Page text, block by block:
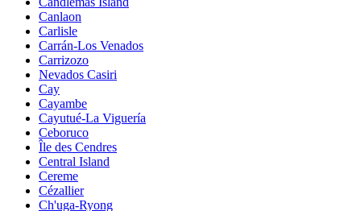
Canlaon
Carlisle
Carrán-Los Venados
Carrizozo
Nevados Casiri
Cay
Cayambe
Cayutué-La Viguería
Ceboruco
Île des Cendres
Central Island
Cereme
Cézallier
Ch'uga-Ryong